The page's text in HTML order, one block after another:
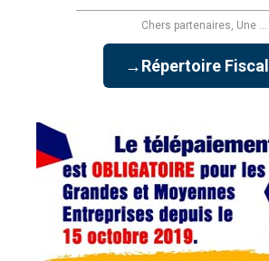
Chers partenaires, Une ...
→Répertoire